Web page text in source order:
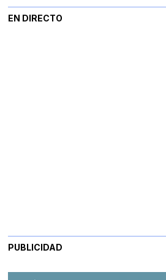
EN DIRECTO
PUBLICIDAD